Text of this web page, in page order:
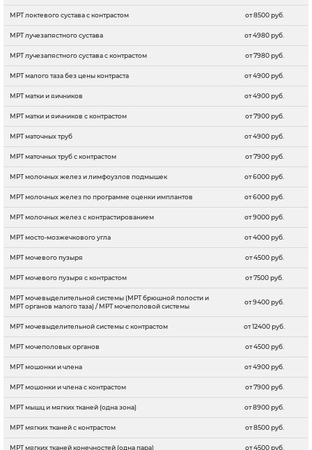
МРТ локтевого сустава c контрастом от 8500 руб.
МРТ лучезапястного сустава от 4980 руб.
МРТ лучезапястного сустава с контрастом от 7980 руб.
МРТ малого таза без цены контраста от 4900 руб.
МРТ матки и яичников от 4900 руб.
МРТ матки и яичников с контрастом от 7900 руб.
МРТ маточных труб от 4900 руб.
МРТ маточных труб с контрастом от 7900 руб.
МРТ молочных желез и лимфоузлов подмышек от 6000 руб.
МРТ молочных желез по программе оценки имплантов от 6000 руб.
МРТ молочных желез с контрастированием от 9000 руб.
МРТ мосто-мозжечкового угла от 4000 руб.
МРТ мочевого пузыря от 4500 руб.
МРТ мочевого пузыря с контрастом от 7500 руб.
МРТ мочевыделительной системы (МРТ брюшной полости и
МРТ органов малого таза) / МРТ мочеполовой системы
от 9400 руб.
МРТ мочевыделительной системы с контрастом от 12400 руб.
МРТ мочеполовых органов от 4500 руб.
МРТ мошонки и члена от 4900 руб.
МРТ мошонки и члена с контрастом от 7900 руб.
МРТ мышц и мягких тканей (одна зона) от 8900 руб.
МРТ мягких тканей c контрастом от 8500 руб.
МРТ мягких тканей конечностей (одна пара) от 4500 руб.